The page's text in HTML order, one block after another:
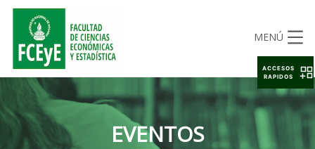
MENÚ
EVENTOS
ACCESOS
RAPIDOS